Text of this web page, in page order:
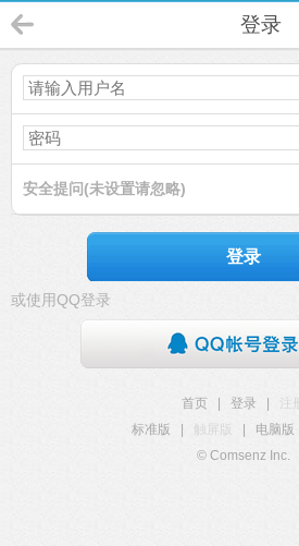
登录
安全提问(未设置请忽略)
登录
或使用QQ登录
首页 登录
注册
标准版
触屏版 电脑版
© Comsenz Inc.